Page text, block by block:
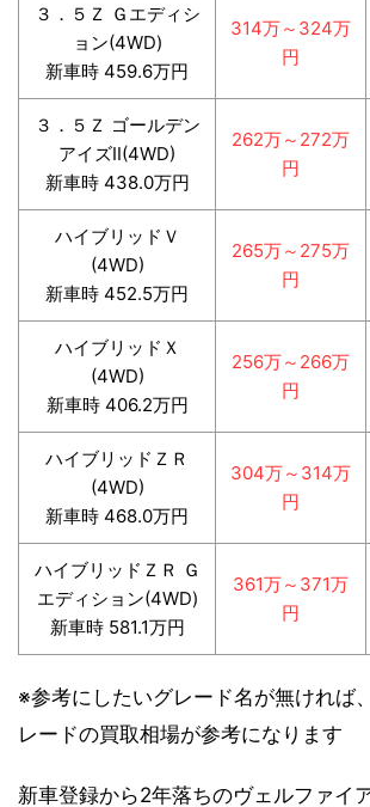
３．５Ｚ Ｇエディシ
ョン(4WD)
新車時 459.6万円
314万～324万
円
３．５Ｚ ゴールデン
アイズⅡ(4WD)
新車時 438.0万円
262万～272万
円
ハイブリッドＶ
(4WD)
新車時 452.5万円
265万～275万
円
ハイブリッドＸ
(4WD)
新車時 406.2万円
256万～266万
円
ハイブリッドＺＲ
(4WD)
新車時 468.0万円
304万～314万
円
ハイブリッドＺＲ Ｇ
エディション(4WD)
新車時 581.1万円
361万～371万
円
※参考にしたいグレード名が無ければ
レードの買取相場が参考になります
新車登録から2年落ちのヴェルファイ